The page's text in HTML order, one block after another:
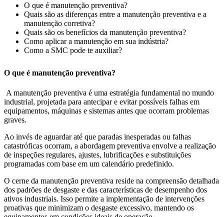
O que é manutenção preventiva?
Quais são as diferenças entre a manutenção preventiva e a
manutenção corretiva?
Quais são os benefícios da manutenção preventiva?
Como aplicar a manutenção em sua indústria?
Como a SMC pode te auxiliar?
O que é manutenção preventiva?
A manutenção preventiva é uma estratégia fundamental no mundo
industrial, projetada para antecipar e evitar possíveis falhas em
equipamentos, máquinas e sistemas antes que ocorram problemas
graves.
Ao invés de aguardar até que paradas inesperadas ou falhas
catastróficas ocorram, a abordagem preventiva envolve a realização
de inspeções regulares, ajustes, lubrificações e substituições
programadas com base em um calendário predefinido.
O cerne da manutenção preventiva reside na compreensão detalhada
dos padrões de desgaste e das características de desempenho dos
ativos industriais. Isso permite a implementação de intervenções
proativas que minimizam o desgaste excessivo, mantendo os